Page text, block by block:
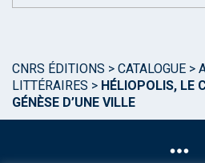
CNRS ÉDITIONS > CATALOGUE >
LITTÉRAIRES > HÉLIOPOLIS, LE
GÉNÈSE D’UNE VILLE